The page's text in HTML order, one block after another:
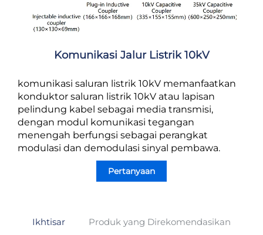
Komunikasi Jalur Listrik 10kV
komunikasi saluran listrik 10kV memanfaatkan
konduktor saluran listrik 10kV atau lapisan
pelindung kabel sebagai media transmisi,
dengan modul komunikasi tegangan
menengah berfungsi sebagai perangkat
modulasi dan demodulasi sinyal pembawa.
Pertanyaan
Ikhtisar Produk yang Direkomendasikan